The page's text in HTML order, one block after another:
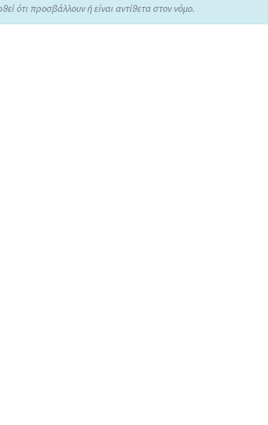
ότι προσβάλλουν ή είναι αντίθετα στον νόμο.